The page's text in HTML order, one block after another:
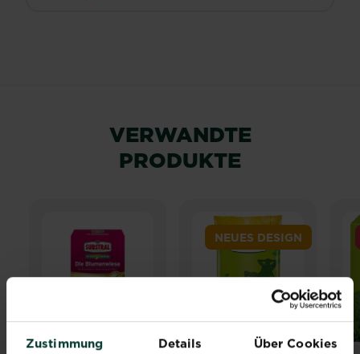
Zustimmung Details Über Cookies
VERWANDTE
PRODUKTE
NEUES DESIGN